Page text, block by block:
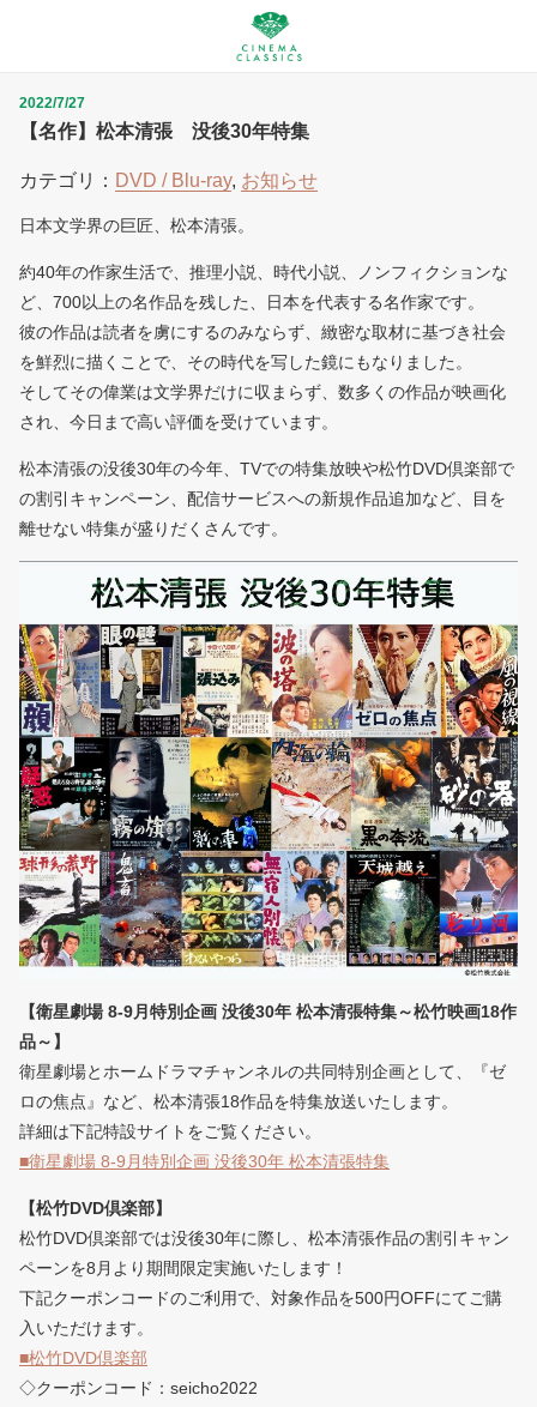
【名作】松本清張 没後30年特集
2022/7/27
カテゴリ： DVD / Blu-ray, お知らせ
日本文学界の巨匠、松本清張。
約40年の作家生活で、推理小説、時代小説、ノンフィクションな
ど、700以上の名作品を残した、日本を代表する名作家です。
彼の作品は読者を虜にするのみならず、緻密な取材に基づき社会
を鮮烈に描くことで、その時代を写した鏡にもなりました。
そしてその偉業は文学界だけに収まらず、数多くの作品が映画化
され、今日まで高い評価を受けています。
松本清張の没後30年の今年、TVでの特集放映や松竹DVD倶楽部で
の割引キャンペーン、配信サービスへの新規作品追加など、目を
離せない特集が盛りだくさんです。
【衛星劇場 8-9月特別企画 没後30年 松本清張特集～松竹映画18作
品～】
衛星劇場とホームドラマチャンネルの共同特別企画として、『ゼ
ロの焦点』など、松本清張18作品を特集放送いたします。
詳細は下記特設サイトをご覧ください。
■衛星劇場 8-9月特別企画 没後30年 松本清張特集
【松竹DVD倶楽部】
松竹DVD倶楽部では没後30年に際し、松本清張作品の割引キャン
ペーンを8月より期間限定実施いたします！
下記クーポンコードのご利用で、対象作品を500円OFFにてご購
入いただけます。
■松竹DVD倶楽部
◇クーポンコード：seicho2022